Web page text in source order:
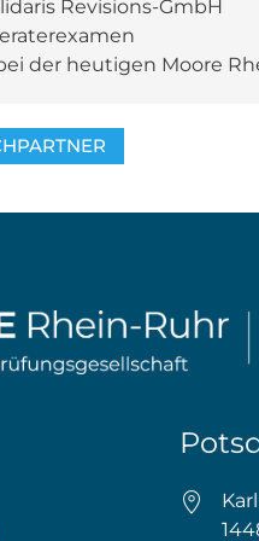
Revisions-GmbH
der heutigen Moore